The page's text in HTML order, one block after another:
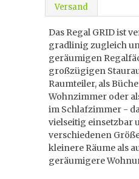
Versand
Das Regal GRID ist
gradlinig zugleich
geräumigen
großzügigen
Raumteiler, als
Wohnzimmer oder
im Schlafzimmer -
vielseitig einsetzbar
verschiedenen
kleinere Räume als
geräumigere